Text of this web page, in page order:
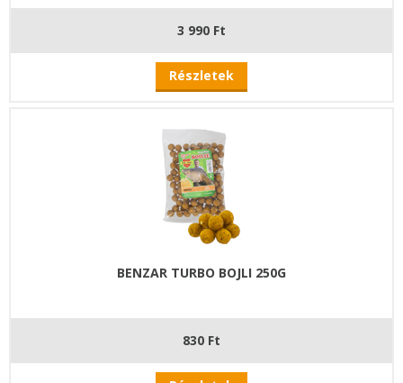
3 990 Ft
Részletek
BENZAR TURBO BOJLI 250G
830 Ft